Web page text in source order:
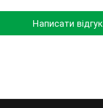
Написати відгук